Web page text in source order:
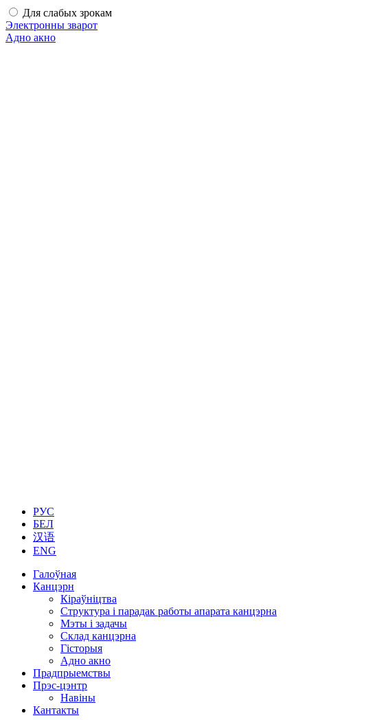
Для слабых зрокам
Электронны зварот
Адно акно
РУС
БЕЛ
汉语
ENG
Галоўная
Канцэрн
Кіраўніцтва
Структура і парадак работы апарата канцэрна
Мэты і задачы
Склад канцэрна
Гісторыя
Адно акно
Прадпрыемствы
Прэс-цэнтр
Навіны
Кантакты